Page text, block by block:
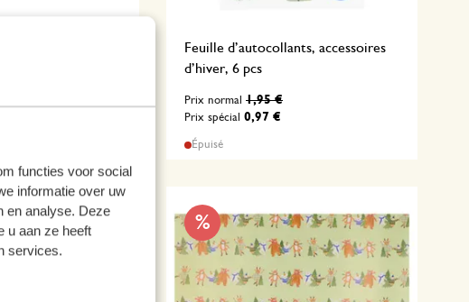
functies voor social
informatie over uw
en analyse. Deze
u aan ze heeft
services.
Feuille d’autocollants, accessoires
d’hiver, 6 pcs
Prix spécial 0,97 €
Prix normal 1,95 €
Épuisé
%